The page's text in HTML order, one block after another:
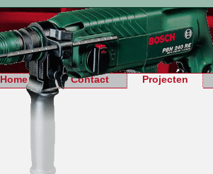
Home Contact Projecten